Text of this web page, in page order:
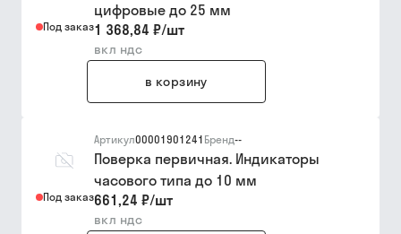
Под заказ
цифровые до 25 мм
1 368,84 ₽/шт
вкл ндс
в корзину
Под заказ
Артикул00001901241 Бренд--
Поверка первичная. Индикаторы
часового типа до 10 мм
661,24 ₽/шт
вкл ндс